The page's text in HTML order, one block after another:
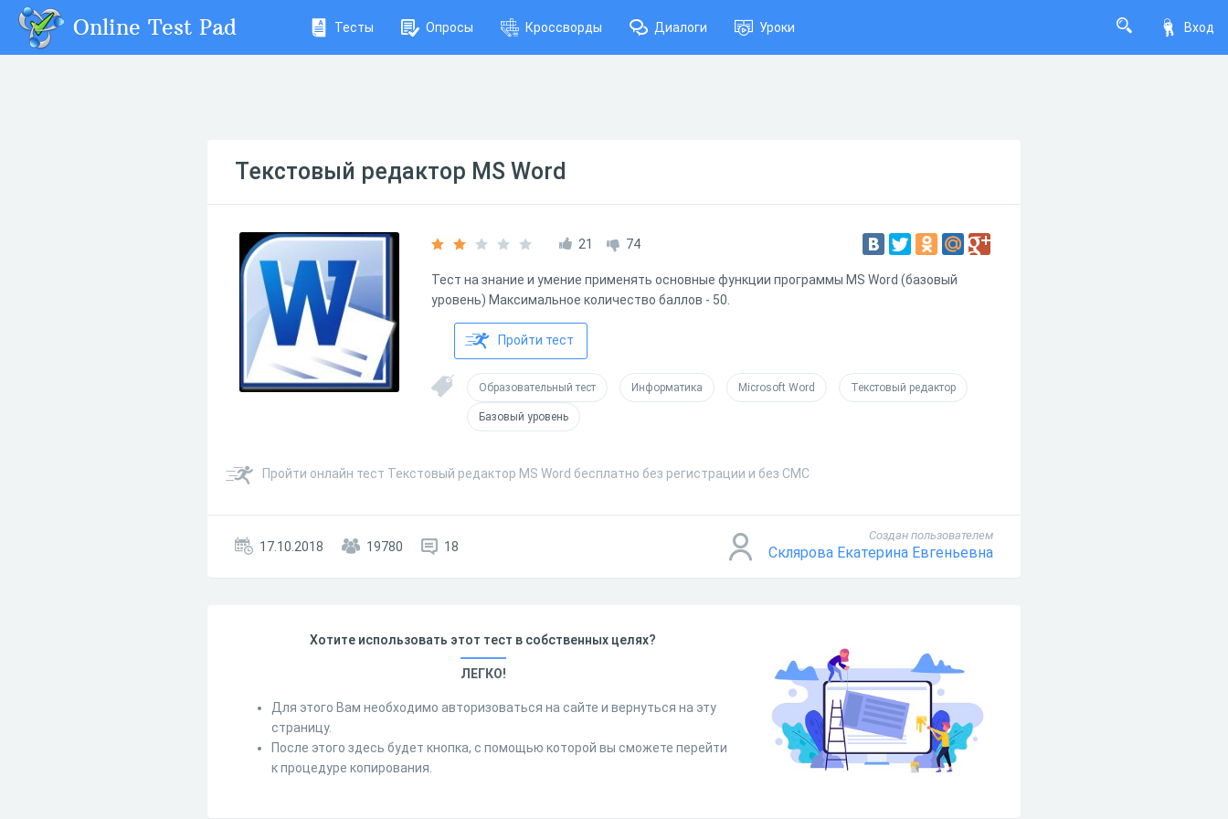
Вход
Online Test Pad Тесты Опросы Кроссворды Диалоги Уроки
Текстовый редактор MS Word
21 74
Тест на знание и умение применять основные функции программы MS Word (базовый
уровень) Максимальное количество баллов - 50.
Пройти тест
Образовательный тест Информатика Microsoft Word Текстовый редактор
Базовый уровень
Пройти онлайн тест Текстовый редактор MS Word бесплатно без регистрации и без СМС
17.10.2018 19780 18
Создан пользователем
Склярова Екатерина Евгеньевна
Хотите использовать этот тест в собственных целях?
ЛЕГКО!
Для этого Вам необходимо авторизоваться на сайте и вернуться на эту
страницу.
После этого здесь будет кнопка, с помощью которой вы сможете перейти
к процедуре копирования.